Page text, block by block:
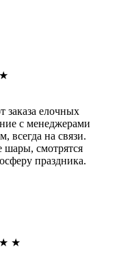
★
заказа елочных
с менеджерами
на связи.
шары, смотрятся
праздника.
★ ★